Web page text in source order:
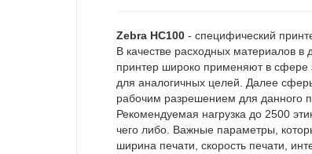
Zebra HC100 - специфический
В качестве расходных материалов
принтер широко применяют в сфере
для аналогичных целей. Далее
рабочим разрешением для данного
Рекомендуемая нагрузка до 2500
чего либо. Важные параметры,
ширина печати, скорость печати,